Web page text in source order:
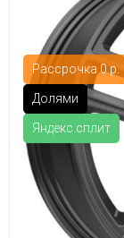
Рассрочка 0 р.
Долями
Яндекс.сплит